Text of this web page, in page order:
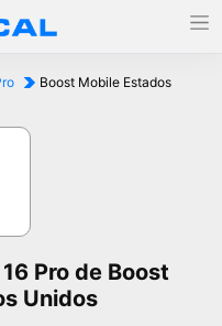
Boost Mobile Estados
Pro de Boost
Unidos